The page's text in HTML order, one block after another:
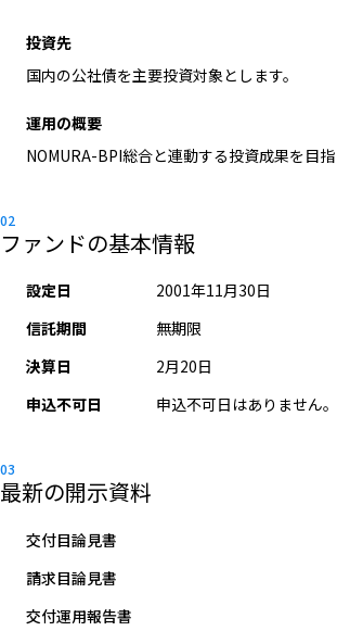
投資先
国内の公社債を主要投資対象とします。
運用の概要
NOMURA-BPI総合と連動する投資成果を目指
ファンドの基本情報
設定日
2001年11月30日
信託期間
無期限
決算日
2月20日
申込不可日
申込不可日はありません。
最新の開示資料
交付目論見書
請求目論見書
交付運用報告書